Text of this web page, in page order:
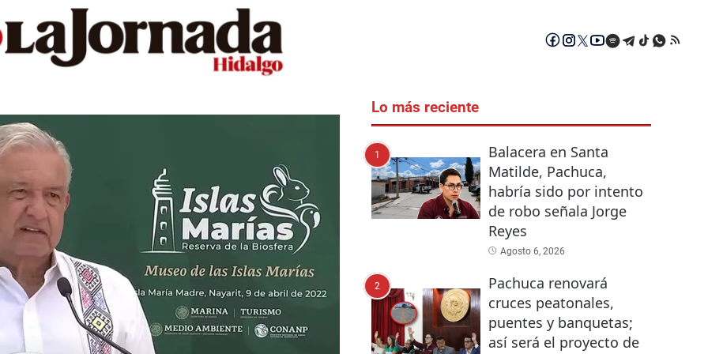
Lo más reciente
1
Balacera en Santa
Matilde, Pachuca,
habría sido por intento
de robo señala Jorge
Reyes
Agosto 6, 2026
2
Pachuca renovará
cruces peatonales,
puentes y banquetas;
así será el proyecto de